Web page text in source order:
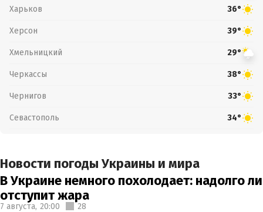
Харьков 36°
Херсон 39°
Хмельницкий 29°
Черкассы 38°
Чернигов 33°
Севастополь 34°
Новости погоды Украины и мира
В Украине немного похолодает: надолго ли
отступит жара
7 августа, 20:00 28